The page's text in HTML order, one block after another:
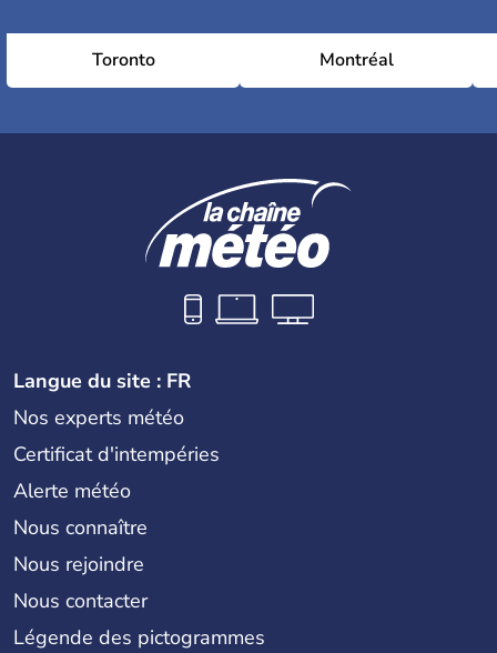
Toronto Montréal
Langue du site : FR
Nos experts météo
Certificat d'intempéries
Alerte météo
Nous connaître
Nous rejoindre
Nous contacter
Légende des pictogrammes